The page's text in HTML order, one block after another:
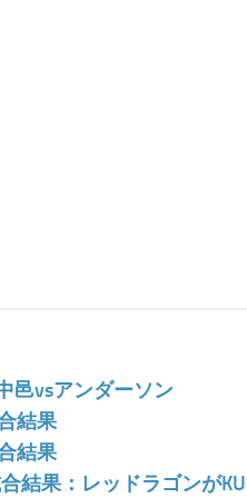
邑vsアンダーソン
結果
結果
結果：レッドラゴンが